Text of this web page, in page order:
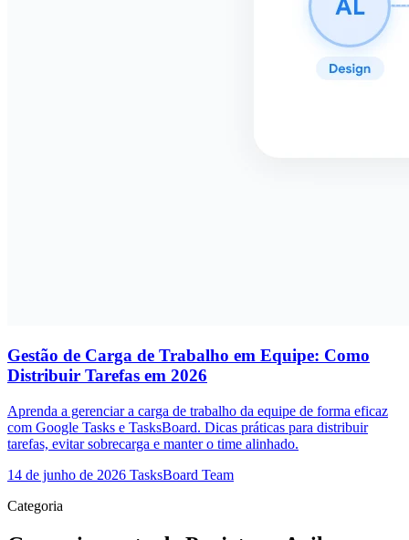
Gestão de Carga de Trabalho em Equipe: Como
Distribuir Tarefas em 2026
Aprenda a gerenciar a carga de trabalho da equipe de forma eficaz
com Google Tasks e TasksBoard. Dicas práticas para distribuir
tarefas, evitar sobrecarga e manter o time alinhado.
14 de junho de 2026 TasksBoard Team
Categoria